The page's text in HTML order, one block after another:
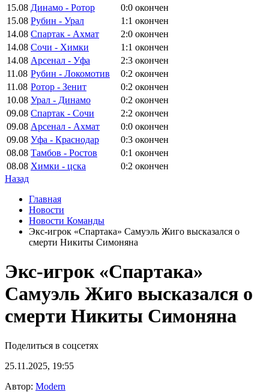
15.08 Динамо - Ротор 0:0 окончен
15.08 Рубин - Урал 1:1 окончен
14.08 Спартак - Ахмат 2:0 окончен
14.08 Сочи - Химки 1:1 окончен
14.08 Арсенал - Уфа 2:3 окончен
11.08 Рубин - Локомотив 0:2 окончен
11.08 Ротор - Зенит 0:2 окончен
10.08 Урал - Динамо 0:2 окончен
09.08 Спартак - Сочи 2:2 окончен
09.08 Арсенал - Ахмат 0:0 окончен
09.08 Уфа - Краснодар 0:3 окончен
08.08 Тамбов - Ростов 0:1 окончен
08.08 Химки - цска 0:2 окончен
Назад
Главная
Новости
Новости Команды
Экс-игрок «Спартака» Самуэль Жиго высказался о
смерти Никиты Симоняна
Экс-игрок «Спартака»
Самуэль Жиго высказался о
смерти Никиты Симоняна
Поделиться в соцсетях
25.11.2025, 19:55
Автор: Modern